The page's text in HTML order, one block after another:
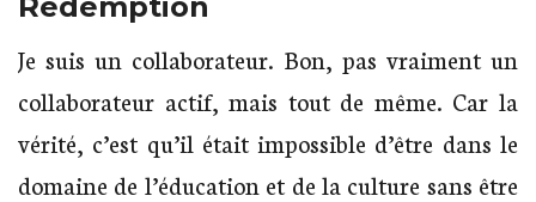
Je suis un collaborateur. Bon, pas vraiment un
collaborateur actif, mais tout de même. Car la
vérité, c’est qu’il était impossible d’être dans le
domaine de l’éducation et de la culture sans être